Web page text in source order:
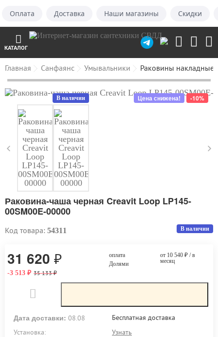
Оплата Доставка Наши магазины Скидки
КАТАЛОГ
Главная Санфаянс Умывальники Раковины накладные,
Цена снижена! -10%
В наличии
Раковина-чаша черная Creavit Loop LP145-
00SM00E-00000
Код товара: 54311 В наличии
31 620 ₽
-3 513 ₽ 35 133₽
оплата
Долями
от 10 540 ₽/ в
месяц
Дата доставки: 08.08
Бесплатная доставка
Установка:
Узнать